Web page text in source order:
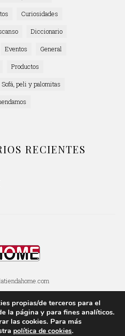
Curiosidades
Diccionario
Eventos
General
Productos
Sofá, peli y palomitas
RECIENTES
POLÍTICA DE PRIVACIDAD
SOBRE ESTE BLOG
propias/de terceros para el
la página y para fines analí­ticos.
las cookies. Para más
polí­tica de cookies.